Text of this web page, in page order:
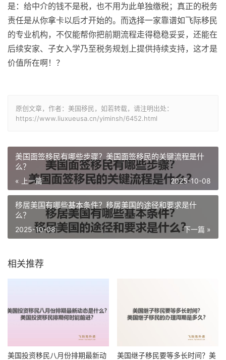
是：给中介的钱不是税，也不用为此单独缴税；真正的税务
责任是从你拿卡以后才开始的。而选择一家靠谱如飞际移民
的专业机构，不仅能帮你把前期流程走得稳稳妥妥，还能在
后续安家、子女入学乃至税务规划上提供持续支持，这才是
价值所在啊！？
原创文章，作者：美国移民，如若转载，请注明出处：
https://www.liuxueusa.cn/yiminsh/6452.html
美国面签移民有哪些步骤？美国面签移民的关键流程是什
么？
« 上一篇 2025-10-08
移居美国有哪些基本条件？移居美国的途径和要求是什
么？
下一篇 »
2025-10-08
相关推荐
美国投资移民八月份排期最新动
美国继子移民要等多长时间？美